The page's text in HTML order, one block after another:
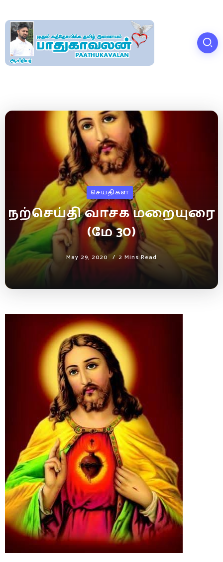
செய்திகள்
நற்செய்தி வாசக மறையுரை
(மே 30)
May 29, 2020 2 Mins Read